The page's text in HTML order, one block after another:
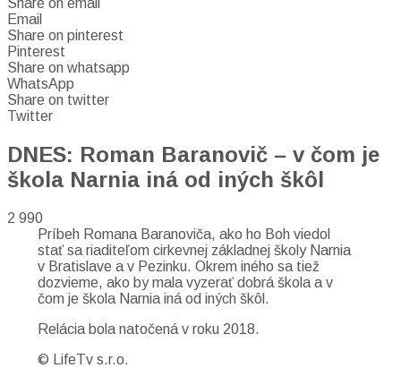
Share on email
Email
Share on pinterest
Pinterest
Share on whatsapp
WhatsApp
Share on twitter
Twitter
DNES: Roman Baranovič – v čom je
škola Narnia iná od iných škôl
2 990
Príbeh Romana Baranoviča, ako ho Boh viedol
stať sa riaditeľom cirkevnej základnej školy Narnia
v Bratislave a v Pezinku. Okrem iného sa tiež
dozvieme, ako by mala vyzerať dobrá škola a v
čom je škola Narnia iná od iných škôl.
Relácia bola natočená v roku 2018.
© LifeTv s.r.o.